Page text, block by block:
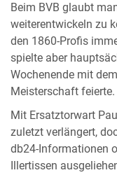
Beim BVB glaubt
weiterentwickeln zu
den 1860-Profis
spielte aber
Wochenende mit
Meisterschaft feierte.
Mit Ersatztorwart
zuletzt verlängert,
db24-Informationen
Illertissen